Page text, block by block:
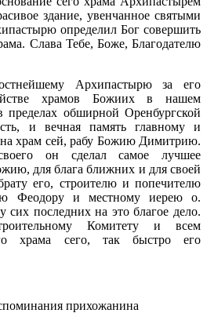
здание, увенчанное святыми
определил Бог совершить
Слава Тебе, Боже, Благодателю
Архипастырю за его
храмов Божиих в нашем
пределах обширной Оренбургской
и вечная память главному и
храм сей, рабу Божию Димитрию.
он сделал самое лучшее
для блага ближних и для своей
его, строителю и попечителю
Феодору и местному иерею о.
последних на это благое дело.
Комитету и всем
храма сего, так быстро его
прихожанина